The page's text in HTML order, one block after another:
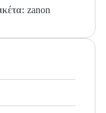
zanon